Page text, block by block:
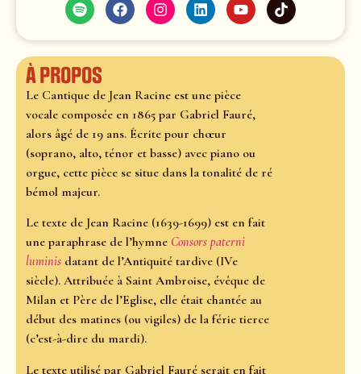
À propos
Le Cantique de Jean Racine est une pièce
vocale composée en 1865 par Gabriel Fauré,
alors âgé de 19 ans. Écrite pour chœur
(soprano, alto, ténor et basse) avec piano ou
orgue, cette pièce se situe dans la tonalité de ré
bémol majeur.
Le texte de Jean Racine (1639-1699) est en fait
une paraphrase de l’hymne Consors paterni
luminis datant de l’Antiquité tardive (IVe
siècle). Attribuée à Saint Ambroise, évêque de
Milan et Père de l’Eglise, elle était chantée au
début des matines (ou vigiles) de la férie tierce
(c’est-à-dire du mardi).
Le texte utilisé par Gabriel Fauré serait en fait